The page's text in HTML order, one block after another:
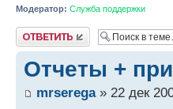
Модератор: Служба поддержки
Ответить
Отчеты +
mrserega» 22 дек